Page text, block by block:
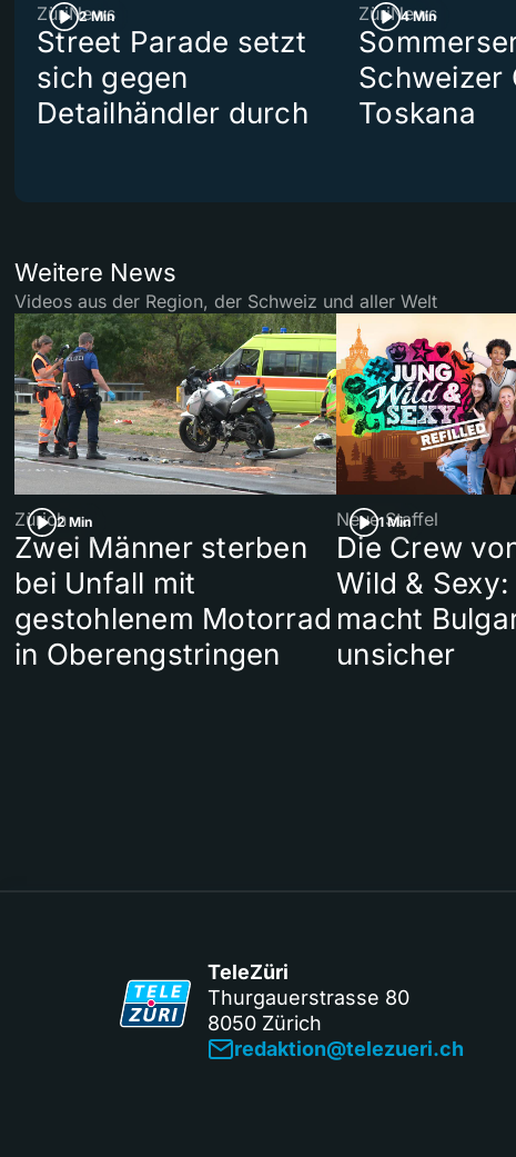
2 Min
ZüriNews
Street Parade setzt
sich gegen
Detailhändler durch
4 Min
ZüriNews
Schweizer
Toskana
Weitere News
Videos aus der Region, der Schweiz und aller Welt
2 Min
Zürich
Zwei Männer sterben
bei Unfall mit
gestohlenem Motorrad
in Oberengstringen
1 Min
Neue Staffel
Die Crew
Wild &
macht
unsicher
TeleZüri
Thurgauerstrasse 80
8050 Zürich
redaktion@telezueri.ch